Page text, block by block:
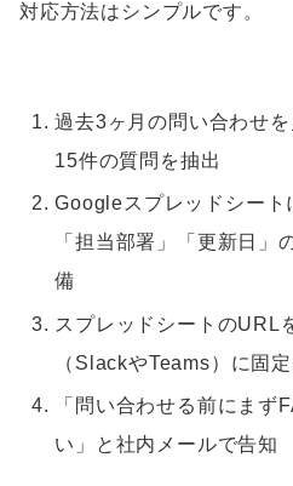
対応方法はシンプルです。
過去3ヶ月の問い合わせ
15件の質問を抽出
Googleスプレッドシート
「担当部署」「更新日」
備
スプレッドシートのURL
（SlackやTeams）に固
「問い合わせる前にまず
い」と社内メールで告知